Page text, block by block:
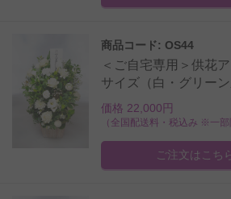
商品コード: OS44
＜ご自宅専用＞供花
サイズ（白・グリーン
価格 22,000円
（全国配送料・税込み ※一部
ご注文はこち